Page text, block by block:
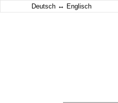
Deutsch ↔ Englisch